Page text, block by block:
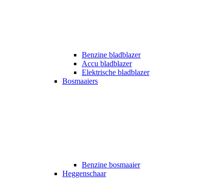
Benzine bladblazer
Accu bladblazer
Elektrische bladblazer
Bosmaaiers
Benzine bosmaaier
Heggenschaar